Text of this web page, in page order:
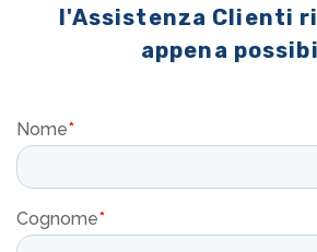
l'Assistenza Clienti
appena